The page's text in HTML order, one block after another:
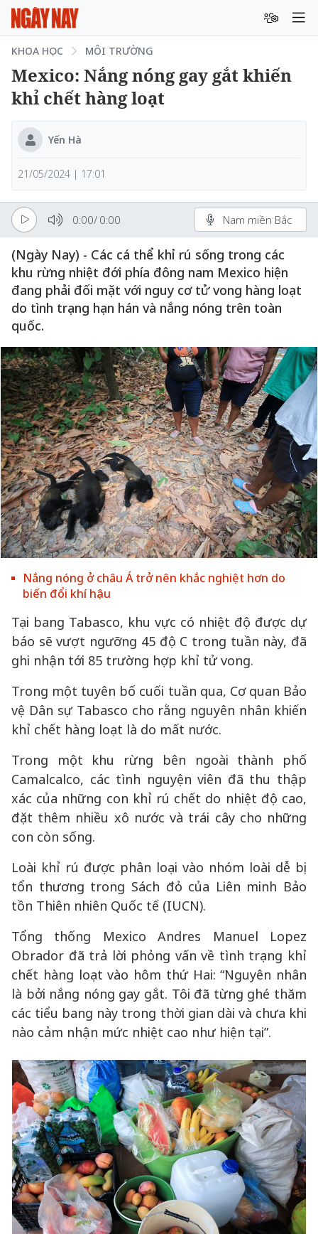
KHOA HỌC MÔI TRƯỜNG
Mexico: Nắng nóng gay gắt khiến
khỉ chết hàng loạt
Yến Hà
21/05/2024 | 17:01
0:00/ 0:00 Nam miền Bắc
(Ngày Nay) - Các cá thể khỉ rú sống trong các
khu rừng nhiệt đới phía đông nam Mexico hiện
đang phải đối mặt với nguy cơ tử vong hàng loạt
do tình trạng hạn hán và nắng nóng trên toàn
quốc.
Nắng nóng ở châu Á trở nên khắc nghiệt hơn do
biến đổi khí hậu
Tại bang Tabasco, khu vực có nhiệt độ được dự
báo sẽ vượt ngưỡng 45 độ C trong tuần này, đã
ghi nhận tới 85 trường hợp khỉ tử vong.
Trong một tuyên bố cuối tuần qua, Cơ quan Bảo
vệ Dân sự Tabasco cho rằng nguyên nhân khiến
khỉ chết hàng loạt là do mất nước.
Trong một khu rừng bên ngoài thành phố
Camalcalco, các tình nguyện viên đã thu thập
xác của những con khỉ rú chết do nhiệt độ cao,
đặt thêm nhiều xô nước và trái cây cho những
con còn sống.
Loài khỉ rú được phân loại vào nhóm loài dễ bị
tổn thương trong Sách đỏ của Liên minh Bảo
tồn Thiên nhiên Quốc tế (IUCN).
Tổng thống Mexico Andres Manuel Lopez
Obrador đã trả lời phỏng vấn về tình trạng khỉ
chết hàng loạt vào hôm thứ Hai: “Nguyên nhân
là bởi nắng nóng gay gắt. Tôi đã từng ghé thăm
các tiểu bang này trong thời gian dài và chưa khi
nào cảm nhận mức nhiệt cao như hiện tại”.